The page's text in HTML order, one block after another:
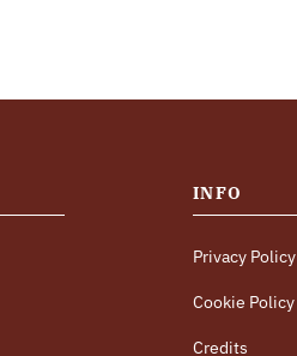
INFO
Privacy Policy
Cookie Policy
Credits